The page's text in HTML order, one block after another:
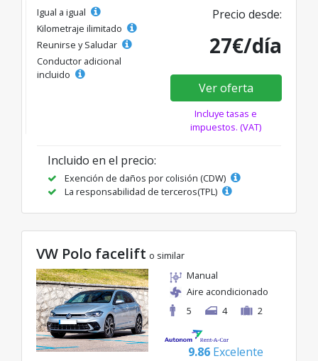
Igual a igual
Kilometraje ilimitado
Reunirse y Saludar
Conductor adicional
incluido
Precio desde:
27€/día
Ver oferta
Incluye tasas e
impuestos. (VAT)
Incluido en el precio:
Exención de daños por colisión (CDW)
La responsabilidad de terceros(TPL)
VW Polo facelift o similar
Manual
Aire acondicionado
5
4 2
9.86 Excelente